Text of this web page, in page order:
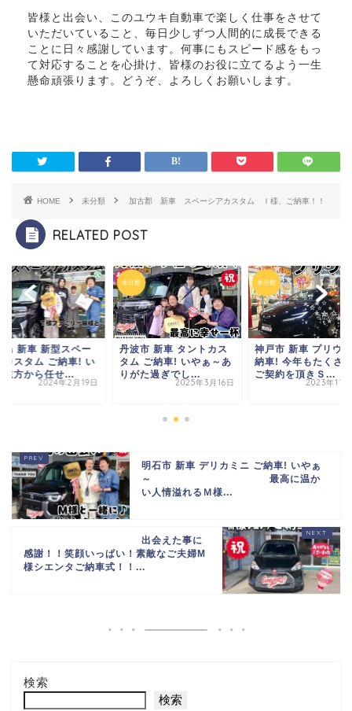
皆様と出会い、このユウキ自動車で楽しく仕事をさせて
いただいていること、毎日少しずつ人間的に成長できる
ことに日々感謝しています。何事にもスピード感をもっ
て対応することを心掛け、皆様のお役に立てるよう一生
懸命頑張ります。どうぞ、よろしくお願いします。
HOME 未分類 加古郡 新車 スペーシアカスタム Ｉ様、ご納車！！
RELATED POST
島 新車 新型スペー
カスタム ご納車! い
遠方から任せ...
2024年2月19日
未分類
丹波市 新車 タントカス
タム ご納車! いやぁ～ あ
りがた過ぎでし...
2025年3月16日
未分類
神戸市 新車 プリウ
納車! 今年もたくさ
ご契約を頂き Ｓ...
2023年11
明石市 新車 デリカミニ ご納車! いやぁ
～
最高に温か
い人情溢れるＭ様...
出会えた事に
感謝！！笑顔いっぱい！素敵なご夫婦M
様シエンタご納車式！！...
検索
検索